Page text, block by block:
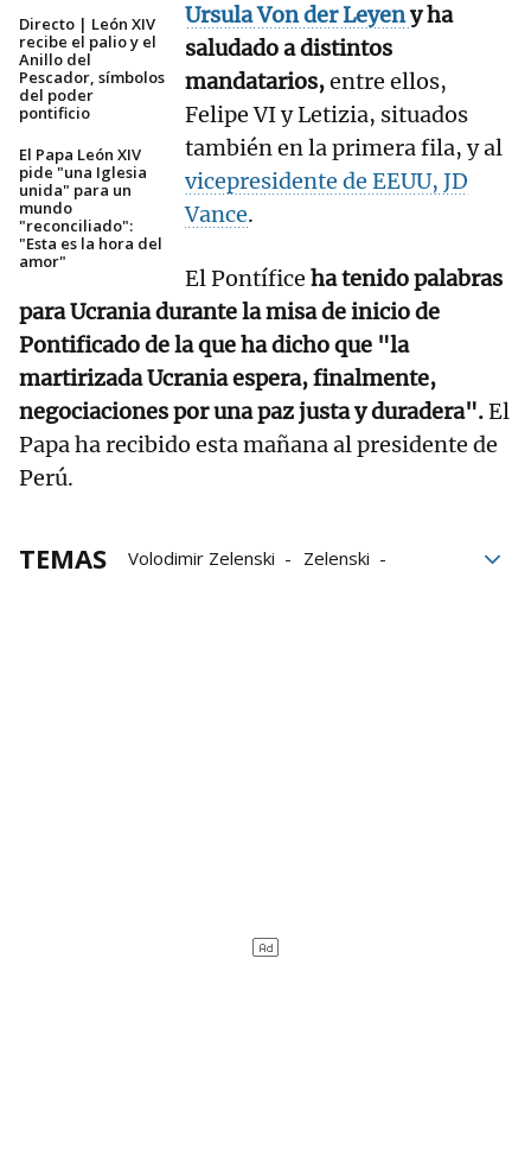
Directo | León XIV
recibe el palio y el
Anillo del
Pescador, símbolos
del poder
pontificio
El Papa León XIV
pide "una Iglesia
unida" para un
mundo
"reconciliado":
"Esta es la hora del
amor"
Ursula Von der Leyeny ha
saludado a distintos
mandatarios,entre ellos,
Felipe VI y Letizia, situados
también en la primera fila, y al
vicepresidente de EEUU, JD
Vance.
El Pontífice ha tenido palabras
para Ucrania durante la misa de inicio de
Pontificado de la que ha dicho que "la
martirizada Ucrania espera, finalmente,
negociaciones por una paz justa y duradera".El
Papa ha recibido esta mañana al presidente de
Perú.
TEMAS Volodimir Zelenski
Zelenski